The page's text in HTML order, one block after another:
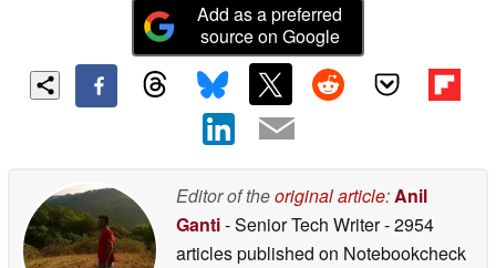
Add as a preferred
source on Google
Editor of theoriginal article:Anil
Ganti- Senior Tech Writer- 2954
articles published on Notebookcheck